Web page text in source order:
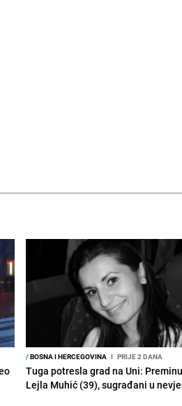
/BOSNA I HERCEGOVINA I PRIJE 2 DANA
Tuga potresla grad na Uni:
Lejla Muhić (39), sugrađani u